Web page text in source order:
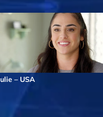
– USA